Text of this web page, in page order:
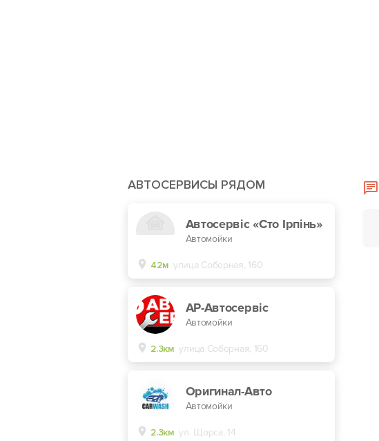
АВТОСЕРВИСЫ РЯДОМ
Автосервіс «Сто Ірпінь»
Автомойки
42м улица Соборная, 160
АР-Автосервіс
Автомойки
2.3км улица Соборная, 160
Оригинал-Авто
Автомойки
2.3км ул. Щорса, 14